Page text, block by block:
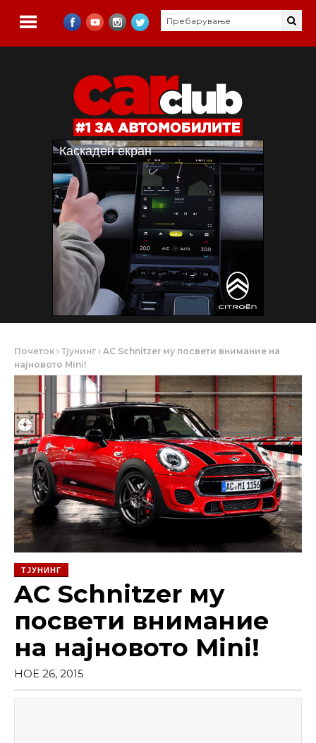
Почеток Тјунинг
AC Schnitzer му посвети внимание на
најновото Mini!
ТЈУНИНГ
AC Schnitzer му
посвети внимание
на најновото Mini!
НОЕ 26, 2015